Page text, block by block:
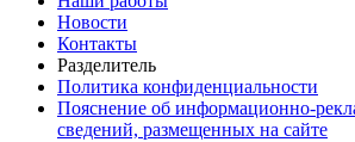
Новости
Контакты
Разделитель
Политика конфиденциальности
Пояснение об информационно-
сведений, размещенных на сайте